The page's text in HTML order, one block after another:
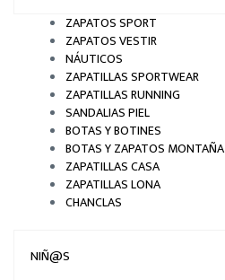
ZAPATOS SPORT
ZAPATOS VESTIR
NÁUTICOS
ZAPATILLAS SPORTWEAR
ZAPATILLAS RUNNING
SANDALIAS PIEL
BOTAS Y BOTINES
BOTAS Y ZAPATOS MONTAÑA
ZAPATILLAS CASA
ZAPATILLAS LONA
CHANCLAS
NIÑ@S